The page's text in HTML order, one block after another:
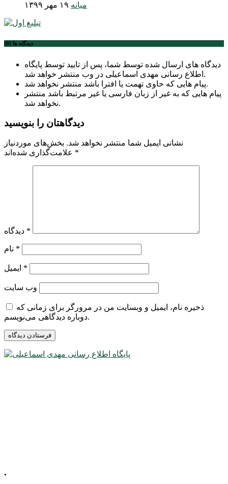
میانه ۱۹ مهر ۱۳۹۹
دیدگاه ها (0)
دیدگاه های ارسال شده توسط شما، پس از تایید توسط پایگاه
اطلاع رسانی مهدی اسماعیلی در وب منتشر خواهد شد.
پیام هایی که حاوی تهمت یا افترا باشد منتشر نخواهد شد.
پیام هایی که به غیر از زبان فارسی یا غیر مرتبط باشد منتشر
نخواهد شد.
دیدگاهتان را بنویسید
نشانی ایمیل شما منتشر نخواهد شد. بخش‌های موردنیاز
*
*
*
*
وب‌ سایت
ذخیره نام، ایمیل و وبسایت من در مرورگر برای زمانی که
دوباره دیدگاهی می‌نویسم.
.